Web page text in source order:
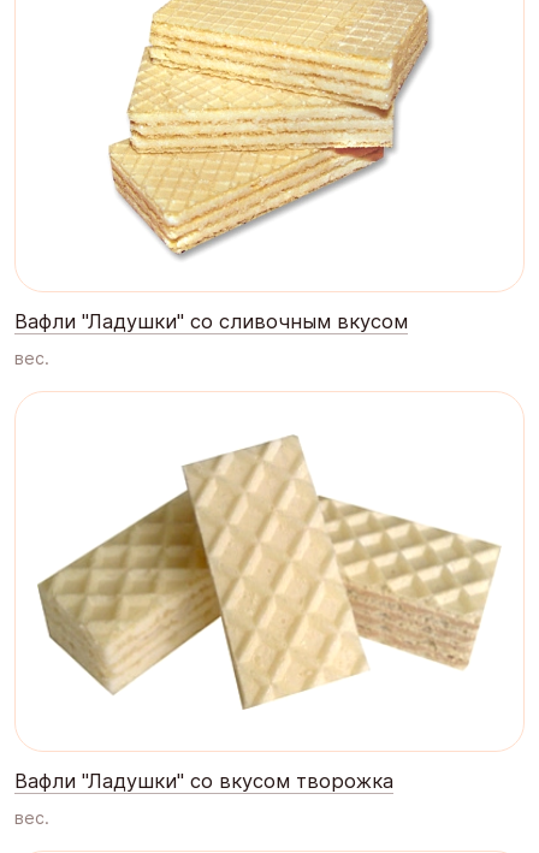
Вафли "Ладушки" со сливочным вкусом
вес.
Вафли "Ладушки" со вкусом творожка
вес.